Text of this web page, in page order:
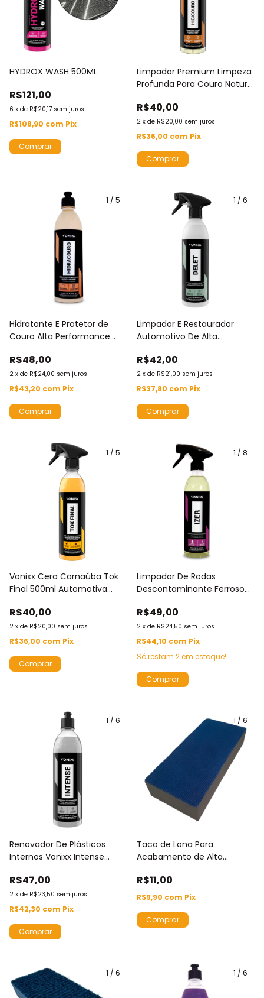
HYDROX WASH 500ML
R$121,00
6 x de R$20,17 sem juros
R$108,90 com Pix
Limpador Premium Limpeza
Profunda Para Couro Natural
500ML
R$40,00
2 x de R$20,00 sem juros
R$36,00 com Pix
1 / 5
Hidratante E Protetor de
Couro Alta Performance
Proteção UV Evita
Desbotamento e
Ressecamento
R$48,00
2 x de R$24,00 sem juros
R$43,20 com Pix
1 / 6
Limpador E Restaurador
Automotivo De Alta
500ml Para Borrachas e
Pneus
R$42,00
2 x de R$21,00 sem juros
R$37,80 com Pix
1 / 5
Vonixx Cera Carnaúba Tok
Final 500ml Automotiva
Eficaz
R$40,00
2 x de R$20,00 sem juros
R$36,00 com Pix
1 / 8
Limpador De Rodas
Descontaminante Ferroso
500ml Remove Ferrugem
R$49,00
2 x de R$24,50 sem juros
R$44,10 com Pix
Só restam 2em estoque!
1 / 6
Renovador De Plásticos
Internos Vonixx Intense
Ressecamento Rachaduras
Desbotamento
R$47,00
2 x de R$23,50 sem juros
R$42,30 com Pix
1 / 6
Taco de Lona Para
Acabamento de Alta
R$11,00
R$9,90 com Pix
1 / 6 1 / 6